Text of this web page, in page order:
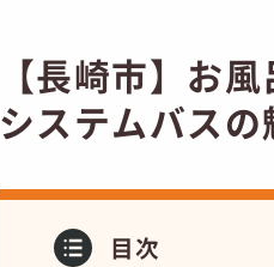
【長崎市】お
システムバスの
目次